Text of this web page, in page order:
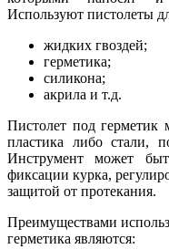
Используют пистолеты
жидких гвоздей;
герметика;
силикона;
акрила и т.д.
Пистолет под герметик
пластика либо стали,
Инструмент может
фиксации курка,
защитой от протекания.
Преимуществами
герметика являются: